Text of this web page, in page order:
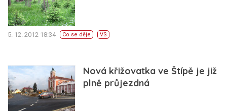
5. 12. 2012 18:34 Co se děje VS
Nová křižovatka ve Štípě je již
plně průjezdná